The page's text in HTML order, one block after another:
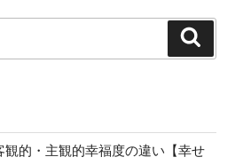
観的・主観的幸福度の違い【幸せ